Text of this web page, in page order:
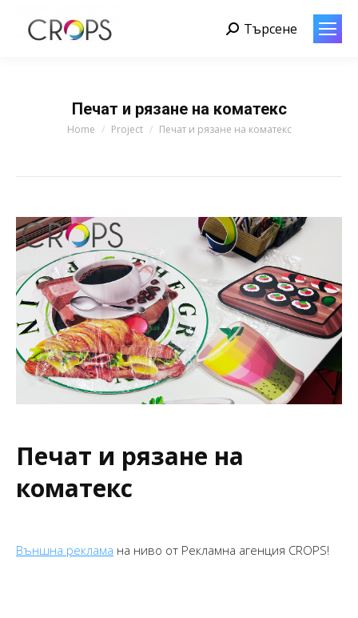
Search:
Търсене
Печат и рязане на коматекс
You are here:
Home Project Печат и рязане на коматекс
Печат и рязане на
коматекс
Външна реклама на ниво от Рекламна агенция CROPS!